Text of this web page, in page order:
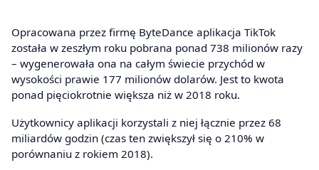
Opracowana przez firmę ByteDance aplikacja TikTok
została w zeszłym roku pobrana ponad 738 milionów razy
– wygenerowała ona na całym świecie przychód w
wysokości prawie 177 milionów dolarów. Jest to kwota
ponad pięciokrotnie większa niż w 2018 roku.
Użytkownicy aplikacji korzystali z niej łącznie przez 68
miliardów godzin (czas ten zwiększył się o 210% w
porównaniu z rokiem 2018).